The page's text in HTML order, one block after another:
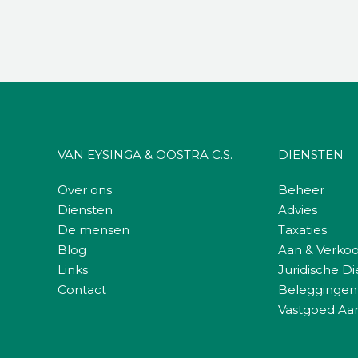
VAN EYSINGA & OOSTRA C.S.
Over ons
Diensten
De mensen
Blog
Links
Contact
DIENSTEN
Beheer
Advies
Taxaties
Aan &
Juridische
Beleggingen
Vastgoed